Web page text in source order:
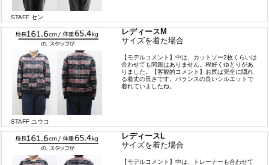
STAFF セン
レディースM
サイズを着た場合
STAFF ユウコ
【モデルコメント】中は、カットソー2枚くらいは
合わせても問題はありません。程好くゆとりがあ
りました。【客観的コメント】お尻は完全に隠れ
る着丈の長さです。バランスの良いシルエットで
着れていましたね。
レディースL
サイズを着た場合
【モデルコメント】中は、トレーナーも合わせて